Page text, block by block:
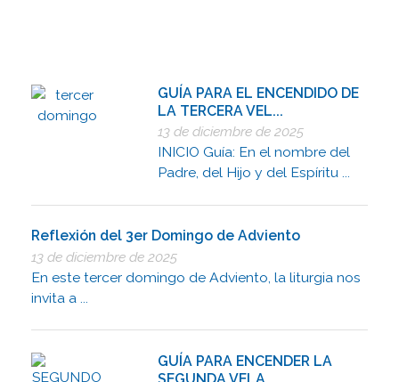
GUÍA PARA EL ENCENDIDO DE
LA TERCERA VEL...
13 de diciembre de 2025
INICIO Guía: En el nombre del
Padre, del Hijo y del Espíritu ...
Reflexión del 3er Domingo de Adviento
13 de diciembre de 2025
En este tercer domingo de Adviento, la liturgia nos
invita a ...
GUÍA PARA ENCENDER LA